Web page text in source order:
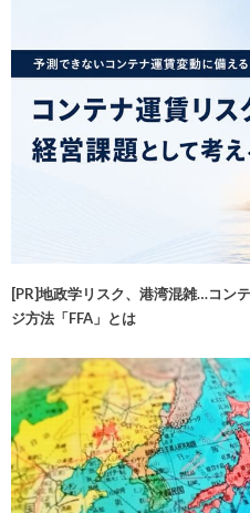
[PR]地政学リスク、港湾混雑…コン
ジ方法「FFA」とは